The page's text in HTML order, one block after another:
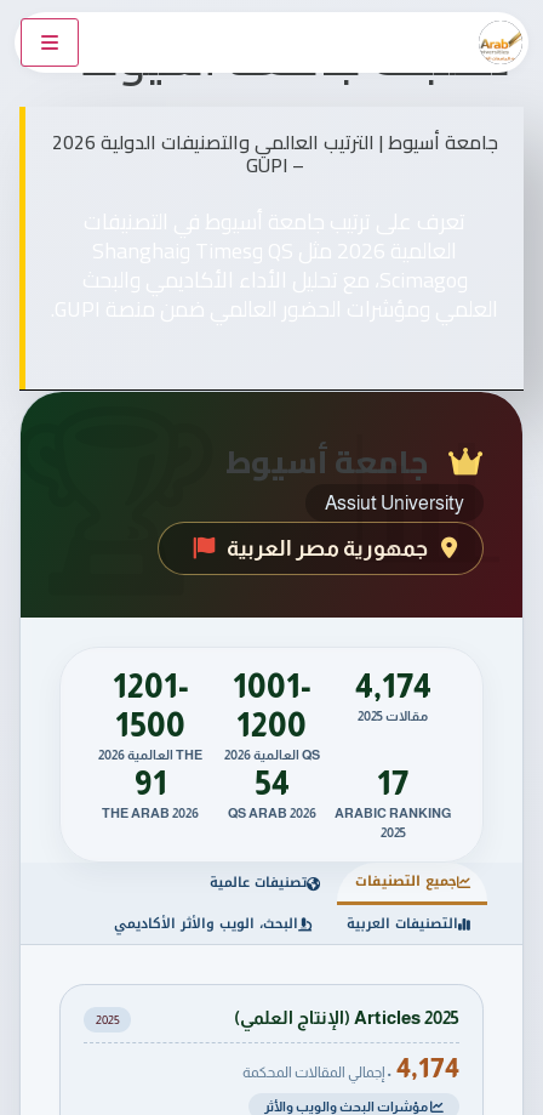
تصنبف جامعة أسيوط
جامعة أسيوط | الترتيب العالمي والتصنيفات الدولية 2026
– GUPI
جامعة أسيوط
Assiut University
جمهورية مصر العربية
4,174
مقالات 2025
1001-
1200
QS العالمية 2026
1201-
1500
THE العالمية 2026
17
ARABIC RANKING
2025
54
QS ARAB 2026
91
THE ARAB 2026
جميع التصنيفات
تصنيفات عالمية
التصنيفات العربية
البحث، الويب والأثر الأكاديمي
Articles 2025 (الإنتاج العلمي) 2025
4,174 • إجمالي المقالات المحكمة
مؤشرات البحث والويب والأثر